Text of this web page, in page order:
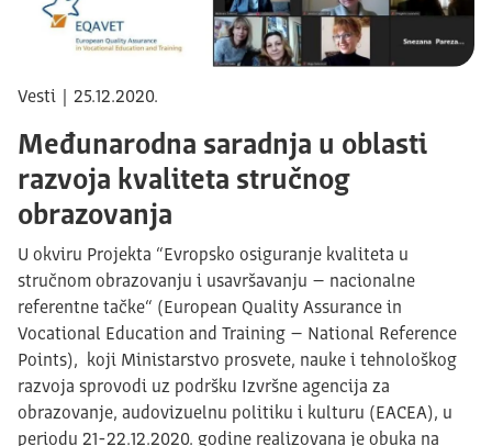
Vesti | 25.12.2020.
Međunarodna saradnja u oblasti
razvoja kvaliteta stručnog
obrazovanja
U okviru Projekta “Evropsko osiguranje kvaliteta u
stručnom obrazovanju i usavršavanju – nacionalne
referentne tačke“ (European Quality Assurance in
Vocational Education and Training – National Reference
Points), koji Ministarstvo prosvete, nauke i tehnološkog
razvoja sprovodi uz podršku Izvršne agencija za
obrazovanje, audovizuelnu politiku i kulturu (EACEA), u
periodu 21-22.12.2020. godine realizovana je obuka na